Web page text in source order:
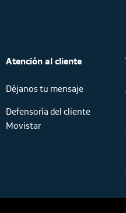
Atención al cliente
Déjanos tu mensaje
Defensoría del cliente
Movistar